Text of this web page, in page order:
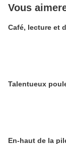
Vous
Café, lecture et
Talentueux
En-haut de la